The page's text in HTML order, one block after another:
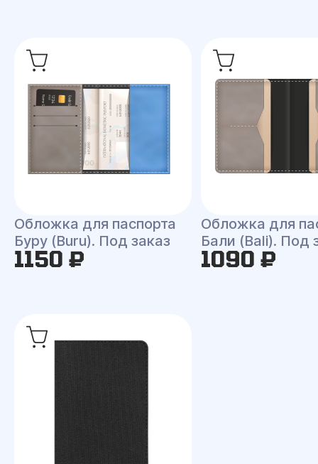
Обложка для паспорта
Буру (Buru). Под заказ
1150 ₽
Обложка для
Бали (Bali). Под
1090 ₽